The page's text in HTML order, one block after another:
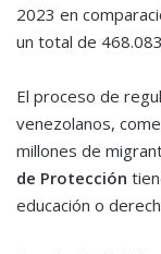
2023 en
un total de
El proceso de
venezolanos,
millones de
de Protección
educación o